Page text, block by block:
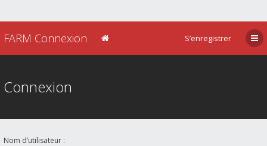
FARM Connexion S’enregistrer
Connexion
Nom d’utilisateur :